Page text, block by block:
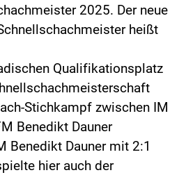
2025. Der neue
heißt
Qualifikationsplatz
Stichkampf zwischen IM
Benedikt Dauner
Benedikt Dauner mit 2:1
hier auch der